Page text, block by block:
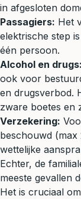
in afgesloten
Passagiers: Het
elektrische step
één persoon.
Alcohol en drugs:
ook voor
en drugsverbod.
zware boetes en
Verzekering:
beschouwd (max
wettelijke
Echter, de
meeste gevallen
Het is cruciaal